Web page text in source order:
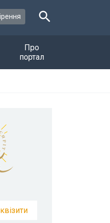
Про
портал